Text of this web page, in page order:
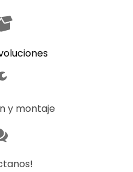
y montaje